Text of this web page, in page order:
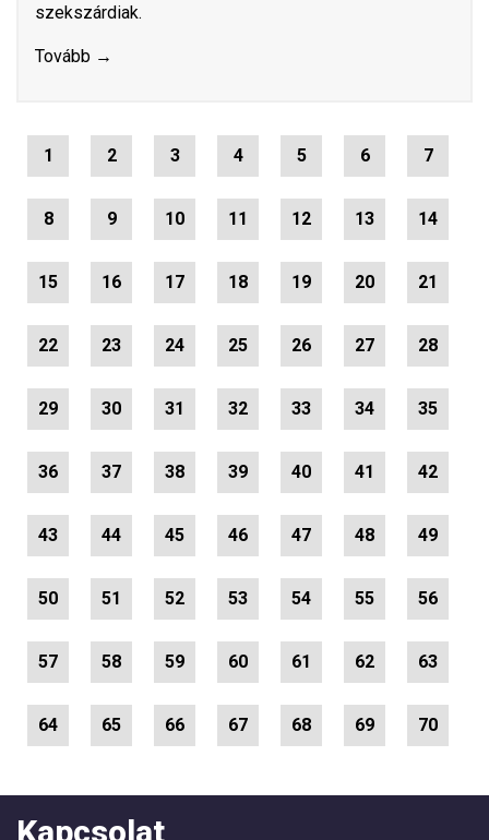
szekszárdiak.
Tovább →
1 2 3 4 5 6 7
8 9 10 11 12 13 14
15 16 17 18 19 20 21
22 23 24 25 26 27 28
29 30 31 32 33 34 35
36 37 38 39 40 41 42
43 44 45 46 47 48 49
50 51 52 53 54 55 56
57 58 59 60 61 62 63
64 65 66 67 68 69 70
Kapcsolat